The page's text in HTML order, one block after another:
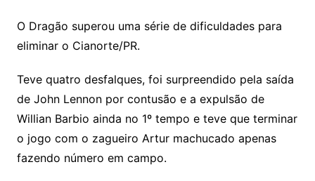
O Dragão superou uma série de dificuldades para
eliminar o Cianorte/PR.
Teve quatro desfalques, foi surpreendido pela saída
de John Lennon por contusão e a expulsão de
Willian Barbio ainda no 1º tempo e teve que terminar
o jogo com o zagueiro Artur machucado apenas
fazendo número em campo.